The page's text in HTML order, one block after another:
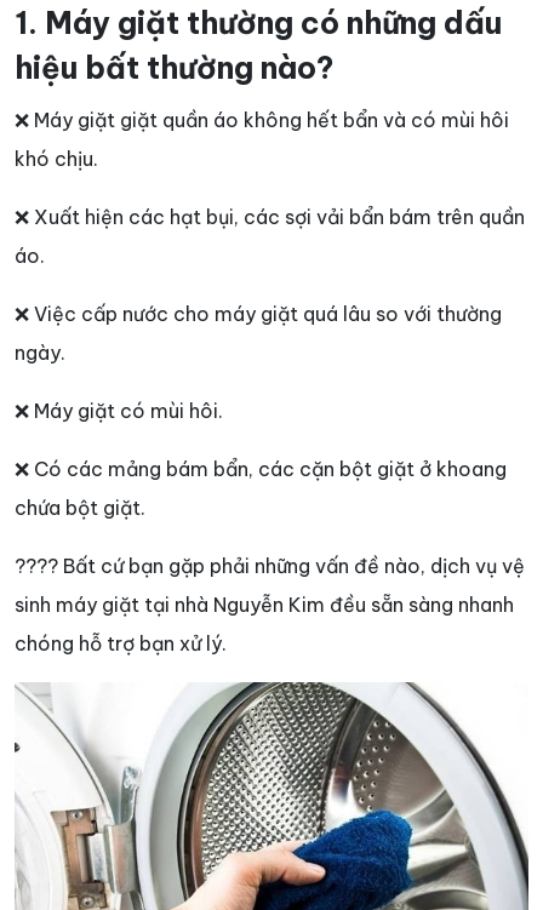
1. Máy giặt thường có những dấu
hiệu bất thường nào?
❌ Máy giặt giặt quần áo không hết bẩn và có mùi hôi
khó chịu.
❌ Xuất hiện các hạt bụi, các sợi vải bẩn bám trên quần
áo.
❌ Việc cấp nước cho máy giặt quá lâu so với thường
ngày.
❌ Máy giặt có mùi hôi.
❌ Có các mảng bám bẩn, các cặn bột giặt ở khoang
chứa bột giặt.
???? Bất cứ bạn gặp phải những vấn đề nào, dịch vụ vệ
sinh máy giặt tại nhà Nguyễn Kim đều sẵn sàng nhanh
chóng hỗ trợ bạn xử lý.